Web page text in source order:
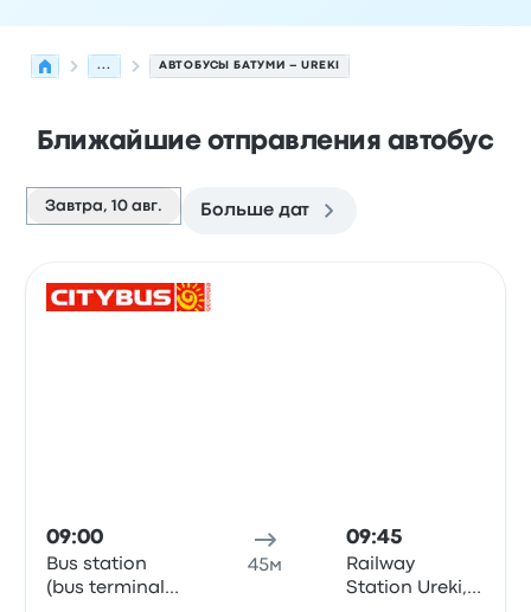
... АВТОБУСЫ БАТУМИ – UREKI
Ближайшие отправления автобус
Завтра, 10 авг. Больше дат
09:00
Bus station
(bus terminal
45м
09:45
Railway
Station Ureki,